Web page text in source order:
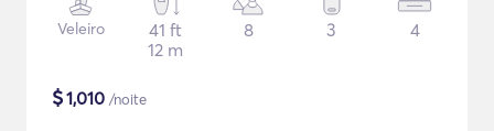
Veleiro
41 ft
12 m
8 3 4
$1,010 /noite